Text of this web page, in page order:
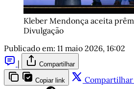
Kleber Mendonça aceita
Divulgação
Publicado em: 11 maio 2026, 16:02
|
Compartilhar
Copiar link Compartilhar